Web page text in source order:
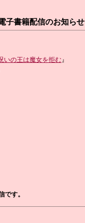
子書籍配信のお知らせ
いの王は魔女を拒む』
です。